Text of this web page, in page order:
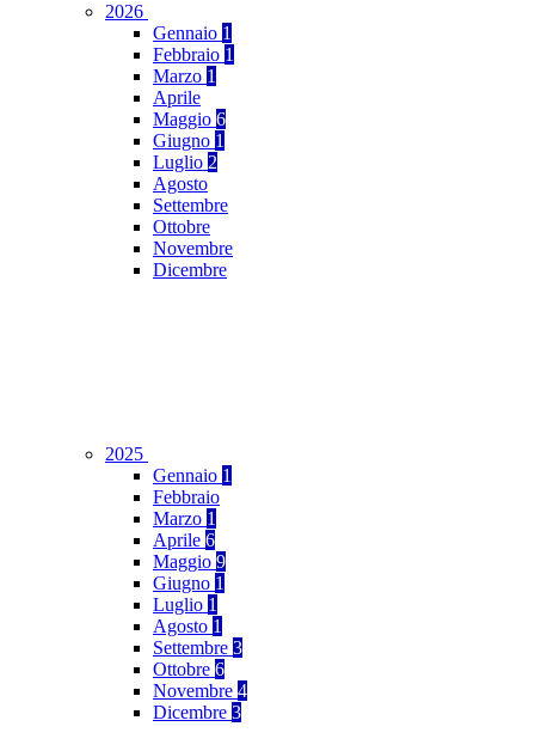
2026
Gennaio 1
Febbraio 1
Marzo 1
Aprile
Maggio 6
Giugno 1
Luglio 2
Agosto
Settembre
Ottobre
Novembre
Dicembre
2025
Gennaio 1
Febbraio
Marzo 1
Aprile 6
Maggio 9
Giugno 1
Luglio 1
Agosto 1
Settembre 3
Ottobre 6
Novembre 4
Dicembre 3